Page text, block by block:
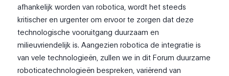
afhankelijk worden van robotica, wordt het steeds
kritischer en urgenter om ervoor te zorgen dat deze
technologische vooruitgang duurzaam en
milieuvriendelijk is. Aangezien robotica de integratie is
van vele technologieën, zullen we in dit Forum duurzame
roboticatechnologieën bespreken, variërend van